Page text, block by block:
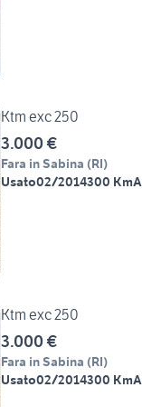
Ktm exc 250
3.000 €
Fara in Sabina (RI)
Usato02/2014300 Km
Ktm exc 250
3.000 €
Fara in Sabina (RI)
Usato02/2014300 Km